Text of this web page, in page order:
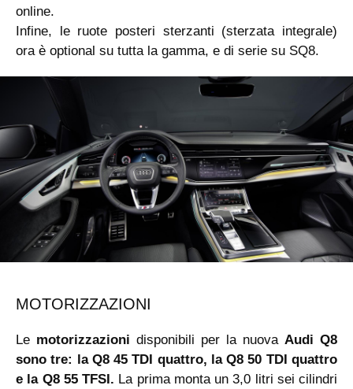
online.
Infine, le ruote posteri sterzanti (sterzata integrale)
ora è optional su tutta la gamma, e di serie su SQ8.
MOTORIZZAZIONI
Le motorizzazioni disponibili per la nuova Audi Q8
sono tre: la Q8 45 TDI quattro, la Q8 50 TDI quattro
e la Q8 55 TFSI. La prima monta un 3,0 litri sei cilindri